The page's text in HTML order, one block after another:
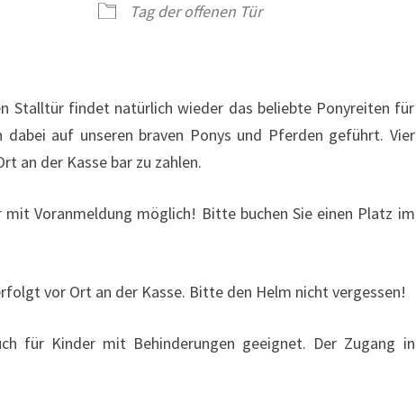
Tag der offenen Tür
Stalltür findet natürlich wieder das beliebte Ponyreiten für
auf unseren braven Ponys und Pferden geführt. Vier
an der Kasse bar zu zahlen.
Voranmeldung möglich! Bitte buchen Sie einen Platz im
vor Ort an der Kasse. Bitte den Helm nicht vergessen!
für Kinder mit Behinderungen geeignet. Der Zugang in